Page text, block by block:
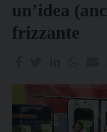
un’idea
frizzante